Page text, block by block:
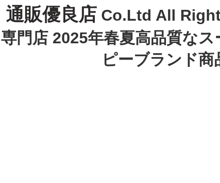
通販優良店 Co.Ltd All
専門店 2025年春夏高品質な
ピーブランド